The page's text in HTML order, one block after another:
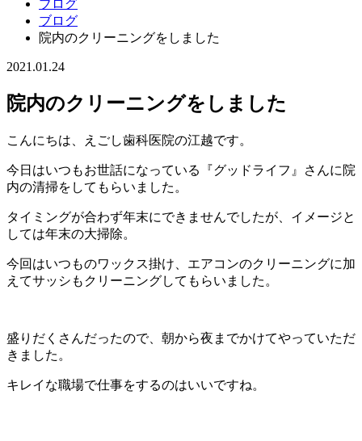
ブログ
ブログ
院内のクリーニングをしました
2021.01.24
院内のクリーニングをしました
こんにちは、えごし歯科医院の江越です。
今日はいつもお世話になっている『グッドライフ』さんに院
内の清掃をしてもらいました。
タイミングが合わず年末にできませんでしたが、イメージと
しては年末の大掃除。
今回はいつものワックス掛け、エアコンのクリーニングに加
えてサッシもクリーニングしてもらいました。
盛りだくさんだったので、朝から夜までかけてやっていただ
きました。
キレイな職場で仕事をするのはいいですね。